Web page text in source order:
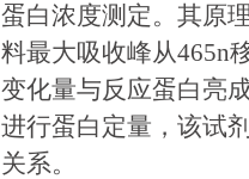
蛋白浓度测定。其原
料最大吸收峰从465n
变化量与反应蛋白亮
进行蛋白定量，该试
关系。